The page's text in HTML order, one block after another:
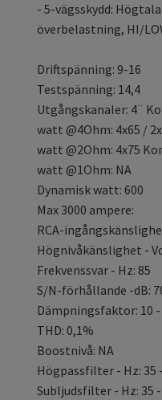
- 5-vägsskydd:
överbelastning, HI/
Driftspänning: 9-16
Testspänning: 14,4
Utgångskanaler: 4¨
watt @4Ohm: 4x65 /
watt @2Ohm: 4x75
watt @1Ohm: NA
Dynamisk watt: 600
Max 3000 ampere:
RCA-
Högnivåkänslighet -
Frekvenssvar - Hz: 85
S/N-förhållande -dB:
Dämpningsfaktor: 10 -
THD: 0,1%
Boostnivå: NA
Högpassfilter - Hz: 35
Subljudsfilter - Hz: 35